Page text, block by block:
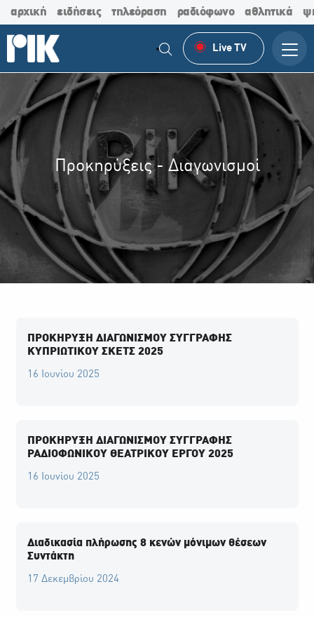
αρχική ειδήσεις τηλεόραση ραδιόφωνο αθλητικά
Live TV
Προκηρύξεις - Διαγωνισμοί
ΠΡΟΚΗΡΥΞΗ ΔΙΑΓΩΝΙΣΜΟΥ ΣΥΓΓΡΑΦΗΣ
ΚΥΠΡΙΩΤΙΚΟΥ ΣΚΕΤΣ 2025
16 Ιουνίου 2025
ΠΡΟΚΗΡΥΞΗ ΔΙΑΓΩΝΙΣΜΟΥ ΣΥΓΓΡΑΦΗΣ
ΡΑΔΙΟΦΩΝΙΚΟΥ ΘΕΑΤΡΙΚΟΥ ΕΡΓΟΥ 2025
16 Ιουνίου 2025
Διαδικασία πλήρωσης 8 κενών μόνιμων θέσεων
Συντάκτη
17 Δεκεμβρίου 2024